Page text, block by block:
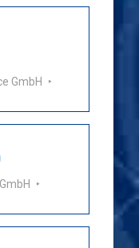
GmbH